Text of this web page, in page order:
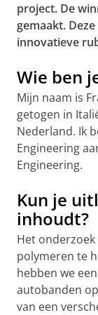
project. De
gemaakt.
innovatieve
Wie ben
Mijn naam is
getogen in
Nederland. Ik
Engineering
Engineering.
Kun je
inhoudt?
Het
polymeren te
hebben we
autobanden
van een